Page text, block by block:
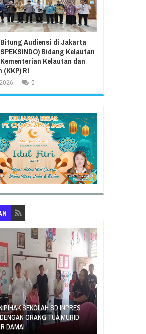
Audiensi di Jakarta
Bidang Kelautan
Kelautan dan
(KKP) RI
2026 - 0
PIHAK SEKOLAH SD INPRES
ORANG TUA MURID
DAMAI